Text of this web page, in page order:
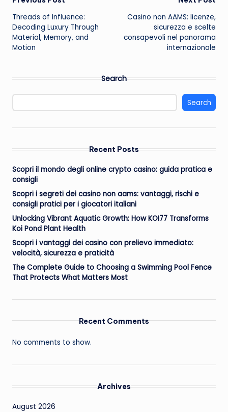
navigation
Threads of Influence:
Decoding Luxury Through
Material, Memory, and
Motion
Casino non AAMS: licenze,
sicurezza e scelte
consapevoli nel panorama
internazionale
Search
Search
Recent Posts
Scopri il mondo degli online crypto casino: guida pratica e
consigli
Scopri i segreti dei casino non aams: vantaggi, rischi e
consigli pratici per i giocatori italiani
Unlocking Vibrant Aquatic Growth: How KOI77 Transforms
Koi Pond Plant Health
Scopri i vantaggi dei casino con prelievo immediato:
velocità, sicurezza e praticità
The Complete Guide to Choosing a Swimming Pool Fence
That Protects What Matters Most
Recent Comments
No comments to show.
Archives
August 2026